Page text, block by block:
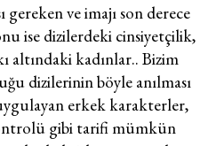
ve imajı son derece
ise dizilerdeki cinsiyetçilik,
altındaki kadınlar.. Bizim
dizilerinin böyle anılması
erkek karakterler,
gibi tarifi mümkün